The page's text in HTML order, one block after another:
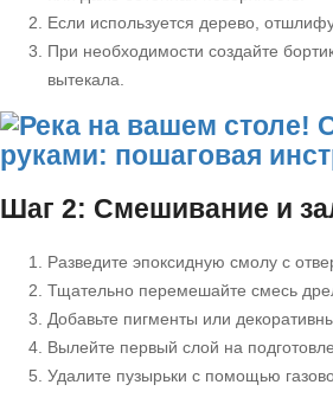
Если используется дерево,
При необходимости создайте
вытекала.
Шаг 2: Смешивание и
Разведите эпоксидную смолу с
Тщательно перемешайте смесь
Добавьте пигменты или
Вылейте первый слой на
Удалите пузырьки с помощью